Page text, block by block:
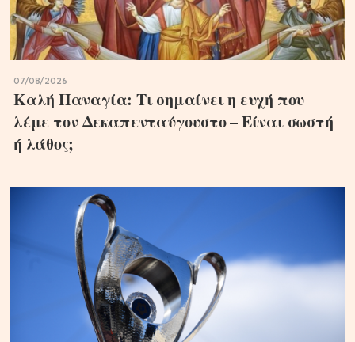
07/08/2026
Καλή Παναγία: Τι σημαίνει η ευχή που
λέμε τον Δεκαπενταύγουστο – Είναι σωστή
ή λάθος;